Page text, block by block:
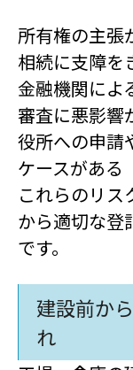
所有権の主張
相続に支障を
金融機関によ
審査に悪影響
役所への申請
ケースがある
これらのリス
から適切な登
です。
建設前か
れ